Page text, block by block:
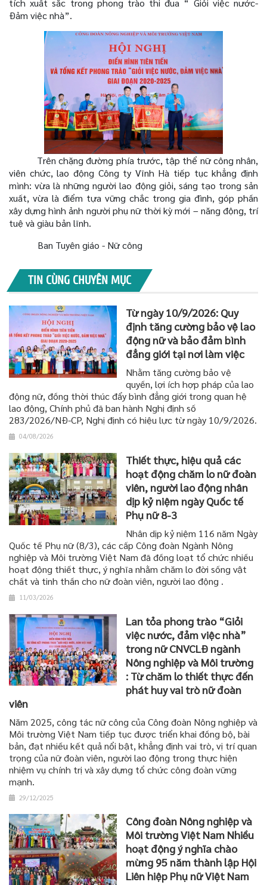
tích xuất sắc trong phong trào thi đua “ Giỏi việc nước-
Đảm việc nhà”.
Trên chặng đường phía trước, tập thể nữ công nhân,
viên chức, lao động Công ty Vĩnh Hà tiếp tục khẳng định
mình: vừa là những người lao động giỏi, sáng tạo trong sản
xuất, vừa là điểm tựa vững chắc trong gia đình, góp phần
xây dựng hình ảnh người phụ nữ thời kỳ mới – năng động, trí
tuệ và giàu bản lĩnh.
Ban Tuyên giáo - Nữ công
TIN CÙNG CHUYÊN MỤC
Từ ngày 10/9/2026: Quy
định tăng cường bảo vệ lao
động nữ và bảo đảm bình
đẳng giới tại nơi làm việc
Nhằm tăng cường bảo vệ
quyền, lợi ích hợp pháp của lao
động nữ, đồng thời thúc đẩy bình đẳng giới trong quan hệ
lao động, Chính phủ đã ban hành Nghị định số
283/2026/NĐ-CP, Nghị định có hiệu lực từ ngày 10/9/2026.
04/08/2026
Thiết thực, hiệu quả các
hoạt động chăm lo nữ đoàn
viên, người lao động nhân
dịp kỷ niệm ngày Quốc tế
Phụ nữ 8-3
Nhân dịp kỷ niệm 116 năm Ngày
Quốc tế Phụ nữ (8/3), các cấp Công đoàn Ngành Nông
nghiệp và Môi trường Việt Nam đã đồng loạt tổ chức nhiều
hoạt động thiết thực, ý nghĩa nhằm chăm lo đời sống vật
chất và tinh thần cho nữ đoàn viên, người lao động .
11/03/2026
Lan tỏa phong trào “Giỏi
việc nước, đảm việc nhà”
trong nữ CNVCLĐ ngành
Nông nghiệp và Môi trường
: Từ chăm lo thiết thực đến
phát huy vai trò nữ đoàn
viên
Năm 2025, công tác nữ công của Công đoàn Nông nghiệp và
Môi trường Việt Nam tiếp tục được triển khai đồng bộ, bài
bản, đạt nhiều kết quả nổi bật, khẳng định vai trò, vị trí quan
trọng của nữ đoàn viên, người lao động trong thực hiện
nhiệm vụ chính trị và xây dựng tổ chức công đoàn vững
mạnh.
29/12/2025
Công đoàn Nông nghiệp và
Môi trường Việt Nam Nhiều
hoạt động ý nghĩa chào
mừng 95 năm thành lập Hội
Liên hiệp Phụ nữ Việt Nam